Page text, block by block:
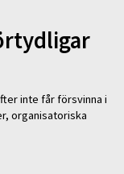
inte får försvinna i
organisatoriska